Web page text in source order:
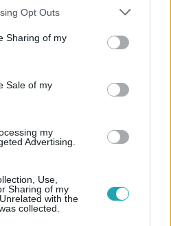
app uses one or more Google
behaviour. You may click to
and its third-party tags to
purposes in below Google
Opt Outs
Sharing of my
Sale of my
my
Advertising.
Use,
Sharing of my
with the
collected.